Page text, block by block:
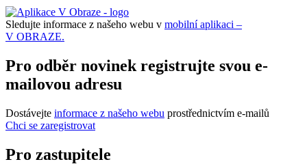
Sledujte informace z našeho webu v mobilní aplikaci –
V OBRAZE.
Pro odběr novinek registrujte svou e-
mailovou adresu
Dostávejte informace z našeho webu prostřednictvím e-mailů
Chci se zaregistrovat
Pro zastupitele